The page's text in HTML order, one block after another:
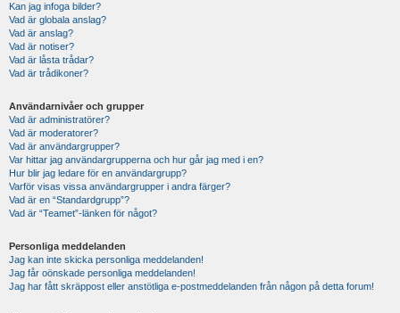
Kan jag infoga bilder?
Vad är globala anslag?
Vad är anslag?
Vad är notiser?
Vad är låsta trådar?
Vad är trådikoner?
Användarnivåer och grupper
Vad är administratörer?
Vad är moderatorer?
Vad är användargrupper?
Var hittar jag användargrupperna och hur går jag med i en?
Hur blir jag ledare för en användargrupp?
Varför visas vissa användargrupper i andra färger?
Vad är en “Standardgrupp”?
Vad är “Teamet”-länken för något?
Personliga meddelanden
Jag kan inte skicka personliga meddelanden!
Jag får oönskade personliga meddelanden!
Jag har fått skräppost eller anstötliga e-postmeddelanden från någon på detta forum!